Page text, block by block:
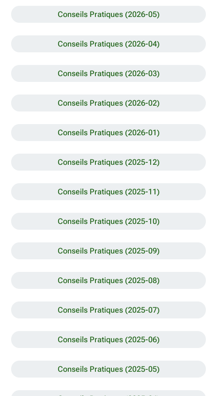
Conseils Pratiques (2026-05)
Conseils Pratiques (2026-04)
Conseils Pratiques (2026-03)
Conseils Pratiques (2026-02)
Conseils Pratiques (2026-01)
Conseils Pratiques (2025-12)
Conseils Pratiques (2025-11)
Conseils Pratiques (2025-10)
Conseils Pratiques (2025-09)
Conseils Pratiques (2025-08)
Conseils Pratiques (2025-07)
Conseils Pratiques (2025-06)
Conseils Pratiques (2025-05)